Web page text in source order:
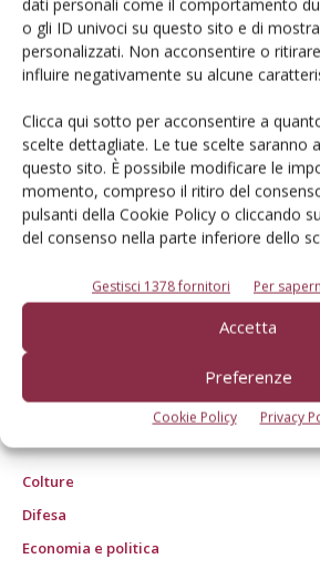
dati personali come il comportamento
o gli ID univoci su questo sito e di
personalizzati. Non acconsentire o
influire negativamente su alcune
Clicca qui sotto per acconsentire a
scelte dettagliate. Le tue scelte saranno
questo sito. È possibile modificare le
momento, compreso il ritiro del
pulsanti della Cookie Policy o cliccando
del consenso nella parte inferiore dello
Gestisci 1378 fornitori Per
Accetta
Preferenze
Cookie Policy Privacy
© Tecniche Nuove Spa. Tutti i diritti riservati. Sede
20157 Milano | Codice fiscale, Partita IVA e
imprese di Milano: 00753480151
Registrazione tribunale di Milano n. 68 -
registrata al Tribunale di Bologna n. 4999 del 22/
ROC "Poste italiane Spa – sped. A.P. - DL 353/2003
Colture
Difesa
Economia e politica